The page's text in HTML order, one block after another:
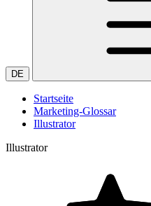
DE
Startseite
Marketing-Glossar
Illustrator
Illustrator